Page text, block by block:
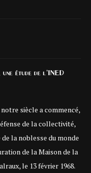
étude de l’INED
siècle a commencé,
de la collectivité,
la noblesse du monde
de la Maison de la
le 13 février 1968.